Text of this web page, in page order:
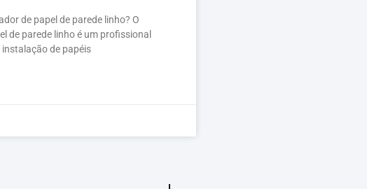
de papel de parede linho? O
de parede linho é um profissional
de papéis